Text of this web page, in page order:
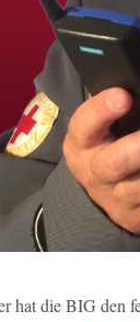
hat die BIG den